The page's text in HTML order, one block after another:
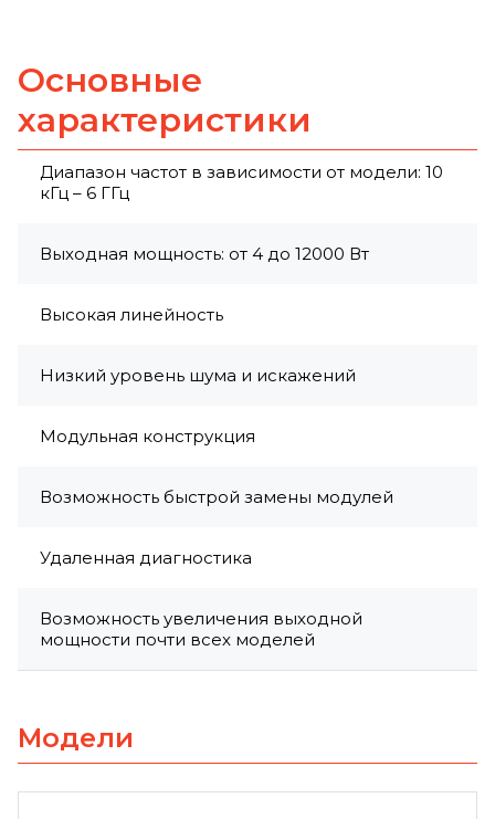
Основные
характеристики
Диапазон частот в зависимости от модели: 10
кГц – 6 ГГц
Выходная мощность: от 4 до 12000 Вт
Высокая линейность
Низкий уровень шума и искажений
Модульная конструкция
Возможность быстрой замены модулей
Удаленная диагностика
Возможность увеличения выходной
мощности почти всех моделей
Модели